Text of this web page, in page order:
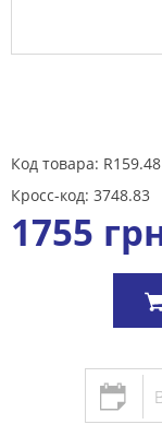
Код товара: R159.48
Кросс-код: 3748.83
1755